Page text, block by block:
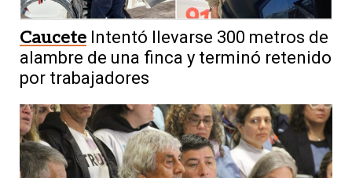
Caucete Intentó llevarse 300 metros de
alambre de una finca y terminó retenido
por trabajadores